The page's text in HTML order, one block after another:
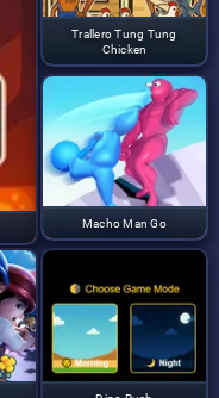
Trallero Tung Tung
Chicken
Macho Man Go